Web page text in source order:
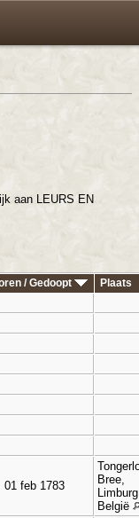
aan LEURS EN
/ Gedoopt Plaats
01 feb 1783
Bree,
België